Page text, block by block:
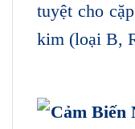
tuyệt cho
kim (loại B,